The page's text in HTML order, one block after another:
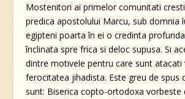
Mostenitori ai primelor comunitati
predica apostolului Marcu, sub domnia
egipteni poarta în ei o credinta
înclinata spre frica si deloc supusa. Si
dintre motivele pentru care sunt atacati
ferocitatea jihadista. Este greu de spus
sunt: Biserica copto-ortodoxa vorbeste